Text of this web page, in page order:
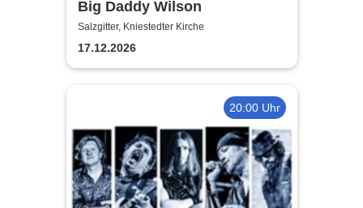
Big Daddy Wilson
Salzgitter, Kniestedter Kirche
17.12.2026
20:00 Uhr